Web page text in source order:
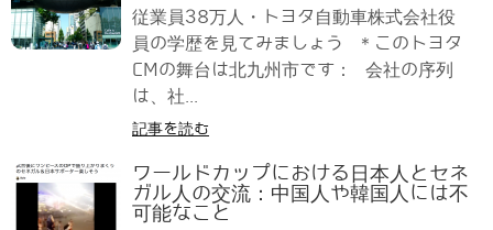
従業員38万人・トヨタ自動車株式会社役
員の学歴を見てみましょう ＊このトヨタ
CMの舞台は北九州市です： 会社の序列
は、社...
記事を読む
ワールドカップにおける日本人とセネ
ガル人の交流：中国人や韓国人には不
可能なこと